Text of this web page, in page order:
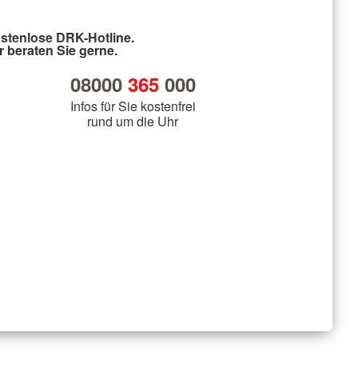
DRK-Hotline.
beraten Sie gerne.
08000 365000
Infos für Sie kostenfrei
rund um die Uhr